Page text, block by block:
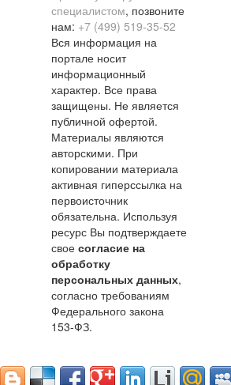
специалистом, позвоните
нам: +7 (499) 519-35-52
Вся информация на
портале носит
информационный
характер. Все права
защищены. Не является
публичной офертой.
Материалы являются
авторскими. При
копировании материала
активная гиперссылка на
первоисточник
обязательна. Используя
ресурс Вы подтверждаете
свое согласие на
обработку
персональных данных,
согласно требованиям
Федерального закона
153-ФЗ.